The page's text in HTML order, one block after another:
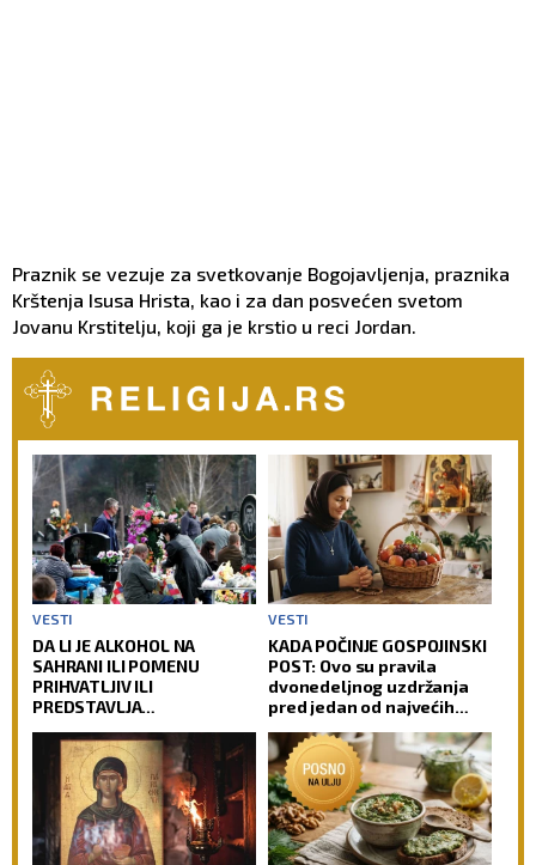
Praznik se vezuje za svetkovanje Bogojavljenja, praznika
Krštenja Isusa Hrista, kao i za dan posvećen svetom
Jovanu Krstitelju, koji ga je krstio u reci Jordan.
VESTI
DA LI JE ALKOHOL NA
SAHRANI ILI POMENU
PRIHVATLJIV ILI
PREDSTAVLJA
DUŠI POKOJNIKA: Crkva ima
jasan odgovor na ovu
dilemu
VESTI
KADA POČINJE GOSPOJINSKI
POST: Ovo su pravila
dvonedeljnog uzdržanja
pred jedan od najvećih